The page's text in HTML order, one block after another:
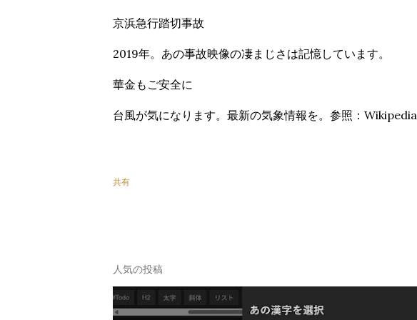
京浜急行踏切事故
2019年。あの事故映像の凄まじさは記憶しています。
華金もご安全に
台風が気になります。最新の気象情報を。参照：Wikipedia
共有
人気の投稿